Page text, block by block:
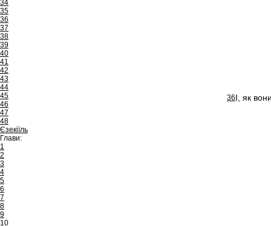
34
35
36
37
38
39
40
41
42
43
44
45
46
47
48
Єзекіїль
Глави:
1
2
3
4
5
6
7
8
9
10
36І, як